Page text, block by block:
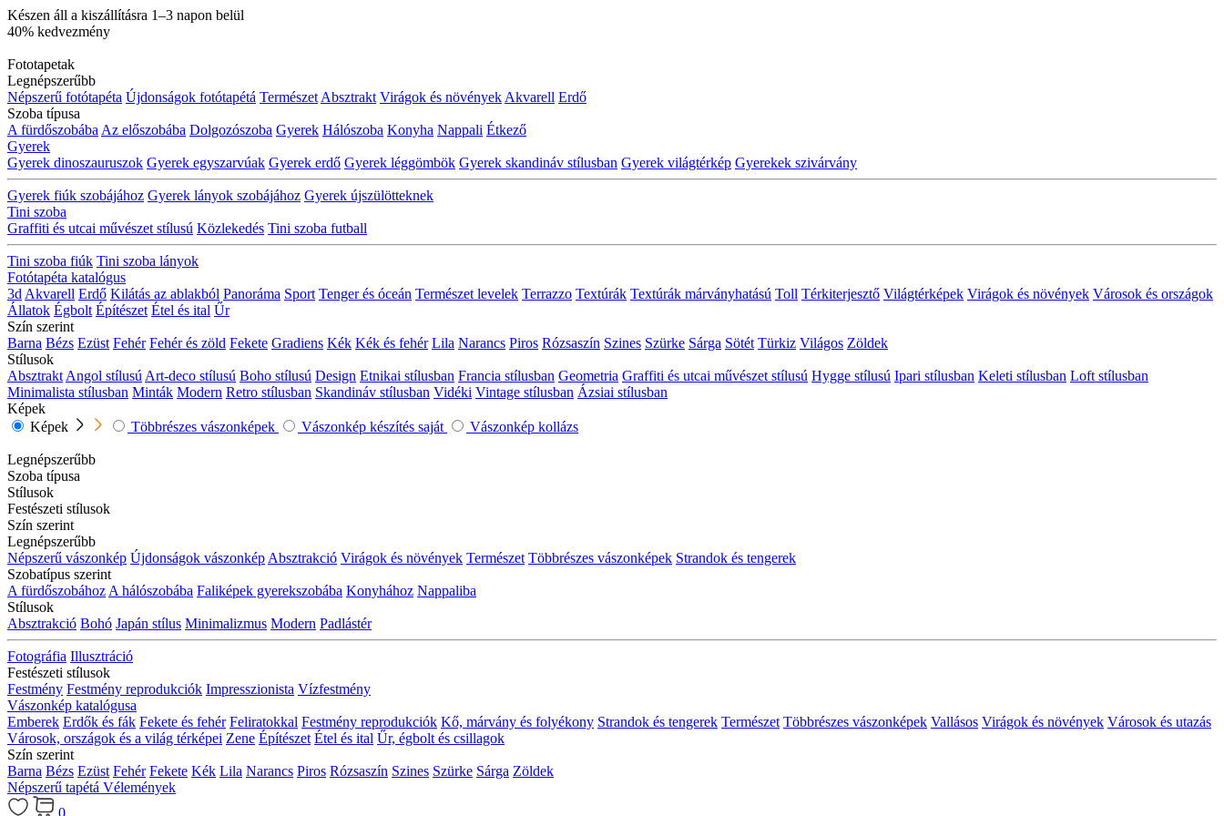
Készen áll a kiszállításra 1–3 napon belül
40% kedvezmény
Fototapetak
Legnépszerűbb
Népszerű fotótapéta Újdonságok fotótapétá Természet Absztrakt Virágok és növények Akvarell Erdő
Szoba típusa
A fürdőszobába Az előszobába Dolgozószoba Gyerek Hálószoba Konyha Nappali Étkező
Gyerek
Gyerek dinoszauruszok Gyerek egyszarvúak Gyerek erdő Gyerek léggömbök Gyerek skandináv stílusban Gyerek világtérkép Gyerekek szivárvány
Gyerek fiúk szobájához Gyerek lányok szobájához Gyerek újszülötteknek
Tini szoba
Graffiti és utcai művészet stílusú Közlekedés Tini szoba futball
Tini szoba fiúk Tini szoba lányok
Fotótapéta katalógus
3d Akvarell Erdő Kilátás az ablakból Panoráma Sport Tenger és óceán Természet levelek Terrazzo Textúrák Textúrák márványhatású Toll Térkiterjesztő Világtérképek Virágok és növények Városok és országok
Állatok Égbolt Építészet Étel és ital Űr
Szín szerint
Barna Bézs Ezüst Fehér Fehér és zöld Fekete Gradiens Kék Kék és fehér Lila Narancs Piros Rózsaszín Szines Szürke Sárga Sötét Türkiz Világos Zöldek
Stílusok
Absztrakt Angol stílusú Art-deco stílusú Boho stílusú Design Etnikai stílusban Francia stílusban Geometria Graffiti és utcai művészet stílusú Hygge stílusú Ipari stílusban Keleti stílusban Loft stílusban
Minimalista stílusban Minták Modern Retro stílusban Skandináv stílusban Vidéki Vintage stílusban Ázsiai stílusban
Képek
Képek
Többrészes vászonképek Vászonkép készítés saját Vászonkép kollázs
Legnépszerűbb
Szoba típusa
Stílusok
Festészeti stílusok
Szín szerint
Legnépszerűbb
Népszerű vászonkép Újdonságok vászonkép Absztrakció Virágok és növények Természet Többrészes vászonképek Strandok és tengerek
Szobatípus szerint
A fürdőszobához A hálószobába Faliképek gyerekszobába Konyhához Nappaliba
Stílusok
Absztrakció Bohó Japán stílus Minimalizmus Modern Padlástér
Fotográfia Illusztráció
Festészeti stílusok
Festmény Festmény reprodukciók Impresszionista Vízfestmény
Vászonkép katalógusa
Emberek Erdők és fák Fekete és fehér Feliratokkal Festmény reprodukciók Kő, márvány és folyékony Strandok és tengerek Természet Többrészes vászonképek Vallásos Virágok és növények Városok és utazás
Városok, országok és a világ térképei Zene Építészet Étel és ital Űr, égbolt és csillagok
Szín szerint
Barna Bézs Ezüst Fehér Fekete Kék Lila Narancs Piros Rózsaszín Szines Szürke Sárga Zöldek
Népszerű tapétá Vélemények
0